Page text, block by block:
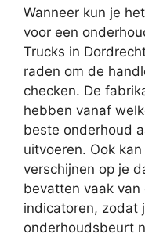
Wanneer kun je
voor een
Trucks in
raden om de
checken. De
hebben vanaf
beste onderhoud
uitvoeren. Ook
verschijnen op je
bevatten vaak
indicatoren, zodat
onderhoudsbeurt